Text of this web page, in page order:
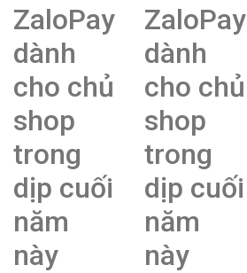
ZaloPay
dành
cho chủ
shop
trong
dịp cuối
năm
này
ZaloPay
dành
cho chủ
shop
trong
dịp cuối
năm
này